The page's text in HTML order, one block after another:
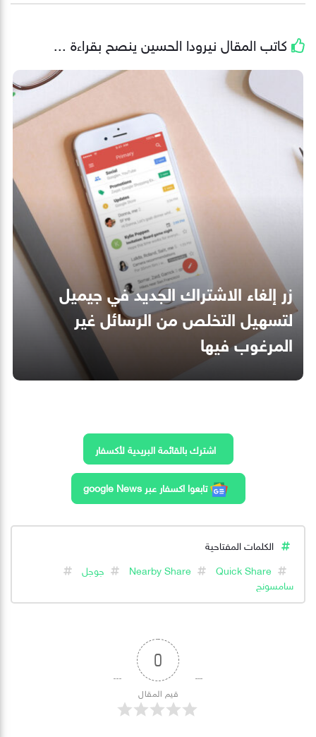
كاتب المقال نيرودا الحسين ينصح بقراءة ...
زر إلغاء الاشتراك الجديد في جيميل
لتسهيل التخلص من الرسائل غير
المرغوب فيها
اشترك بالقائمة البريدية لأكسفار
تابعوا اكسفار عبر google News
الكلمات المفتاحية
Nearby Share
Quick Share
جوجل
سامسونج
0
قيم المقال